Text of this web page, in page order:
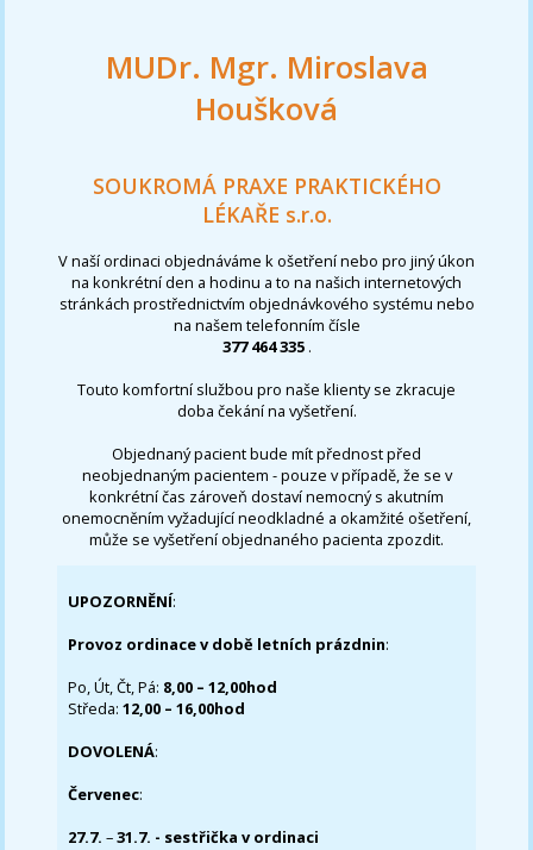
MUDr. Mgr. Miroslava
Houšková
SOUKROMÁ PRAXE PRAKTICKÉHO
LÉKAŘE s.r.o.
V naší ordinaci objednáváme k ošetření nebo pro jiný úkon
na konkrétní den a hodinu a to na našich internetových
stránkách prostřednictvím objednávkového systému nebo
na našem telefonním čísle
377 464 335 .
Touto komfortní službou pro naše klienty se zkracuje
doba čekání na vyšetření.
Objednaný pacient bude mít přednost před
neobjednaným pacientem - pouze v případě, že se v
konkrétní čas zároveň dostaví nemocný s akutním
onemocněním vyžadující neodkladné a okamžité ošetření,
může se vyšetření objednaného pacienta zpozdit.
UPOZORNĚNÍ:
Provoz ordinace v době letních prázdnin:
Po, Út, Čt, Pá: 8,00 – 12,00hod
Středa:12,00 – 16,00hod
DOVOLENÁ:
Červenec:
27.7.–31.7. - sestřička v ordinaci